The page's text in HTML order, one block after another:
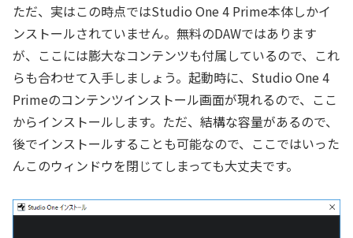
ただ、実はこの時点ではStudio One 4 Prime本体しかイ
ンストールされていません。無料のDAWではあります
が、ここには膨大なコンテンツも付属しているので、これ
らも合わせて入手しましょう。起動時に、Studio One 4
Primeのコンテンツインストール画面が現れるので、ここ
からインストールします。ただ、結構な容量があるので、
後でインストールすることも可能なので、ここではいった
んこのウィンドウを閉じてしまっても大丈夫です。